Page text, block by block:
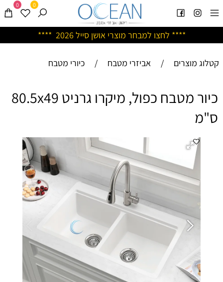
**** לחצו למבחר מוצרי אושן סייל 2026 ****
0 0
קטלוג מוצרים / אביזרי מטבח / כיורי מטבח
כיור מטבח כפול, מיקרו גרניט 80.5x49
ס"מ